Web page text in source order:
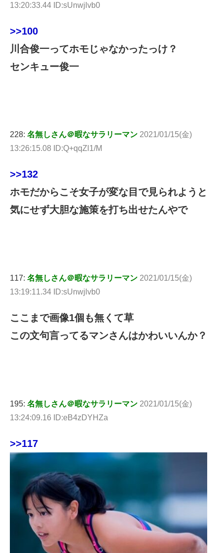
13:20:33.44 ID:sUnwjlvb0
>>100
川合俊一ってホモじゃなかったっけ？
センキュー俊一
228: 名無しさん＠暇なサラリーマン 2021/01/15(金)
13:26:15.08 ID:Q+qqZl1/M
>>132
ホモだからこそ女子が変な目で見られようと
気にせず大胆な施策を打ち出せたんやで
117: 名無しさん＠暇なサラリーマン 2021/01/15(金)
13:19:11.34 ID:sUnwjlvb0
ここまで画像1個も無くて草
この文句言ってるマンさんはかわいいんか？
195: 名無しさん＠暇なサラリーマン 2021/01/15(金)
13:24:09.16 ID:eB4zDYHZa
>>117